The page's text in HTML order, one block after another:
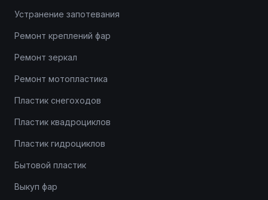
Устранение запотевания
Ремонт креплений фар
Ремонт зеркал
Ремонт мотопластика
Пластик снегоходов
Пластик квадроциклов
Пластик гидроциклов
Бытовой пластик
Выкуп фар